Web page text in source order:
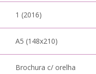
1 (2016)
A5 (148x210)
Brochura c/ orelha